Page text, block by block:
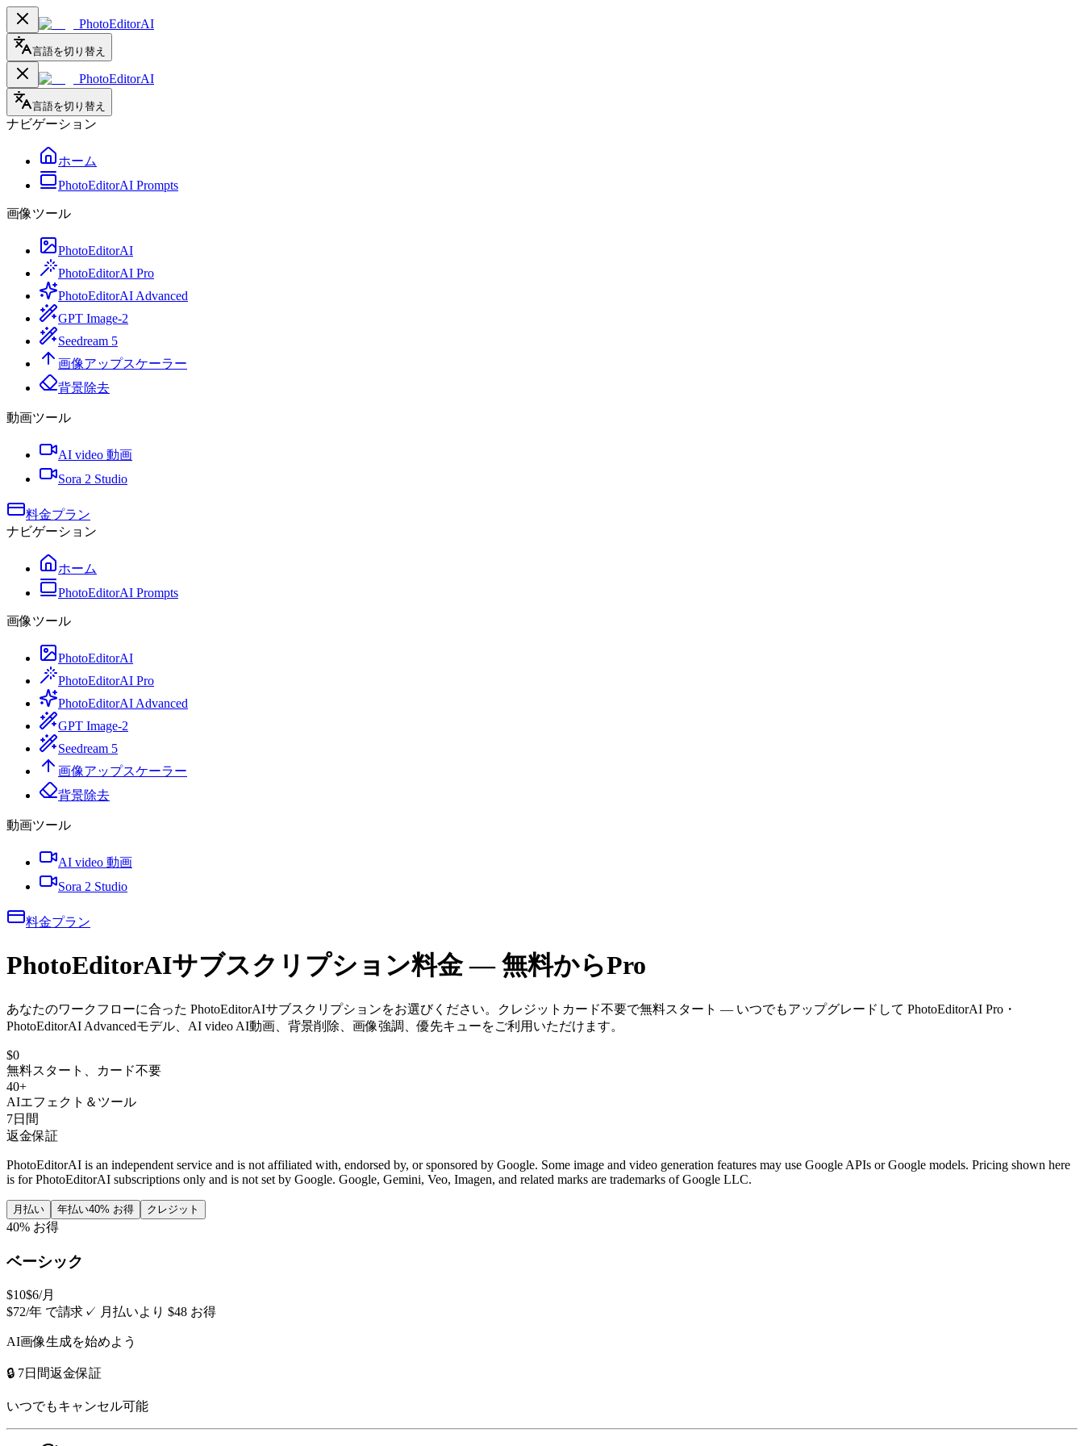
PhotoEditorAI
言語を切り替え
PhotoEditorAI
言語を切り替え
ナビゲーション
ホーム
PhotoEditorAI Prompts
画像ツール
PhotoEditorAI
PhotoEditorAI Pro
PhotoEditorAI Advanced
GPT Image-2
Seedream 5
画像アップスケーラー
背景除去
動画ツール
AI video 動画
Sora 2 Studio
料金プラン
ナビゲーション
ホーム
PhotoEditorAI Prompts
画像ツール
PhotoEditorAI
PhotoEditorAI Pro
PhotoEditorAI Advanced
GPT Image-2
Seedream 5
画像アップスケーラー
背景除去
動画ツール
AI video 動画
Sora 2 Studio
料金プラン
PhotoEditorAIサブスクリプション料金 — 無料からPro
あなたのワークフローに合った PhotoEditorAIサブスクリプションをお選びください。クレジットカード不要で無料スタート — いつでもアップグレードして PhotoEditorAI Pro・
PhotoEditorAI Advancedモデル、AI video AI動画、背景削除、画像強調、優先キューをご利用いただけます。
$0
無料スタート、カード不要
40+
AIエフェクト＆ツール
7日間
返金保証
PhotoEditorAI is an independent service and is not affiliated with, endorsed by, or sponsored by Google. Some image and video generation features may use Google APIs or Google models. Pricing shown here
is for PhotoEditorAI subscriptions only and is not set by Google. Google, Gemini, Veo, Imagen, and related marks are trademarks of Google LLC.
月払い 年払い40% お得 クレジット
40% お得
ベーシック
$10$6/月
$72/年 で請求 ✓ 月払いより $48 お得
AI画像生成を始めよう
🔒 7日間返金保証
いつでもキャンセル可能